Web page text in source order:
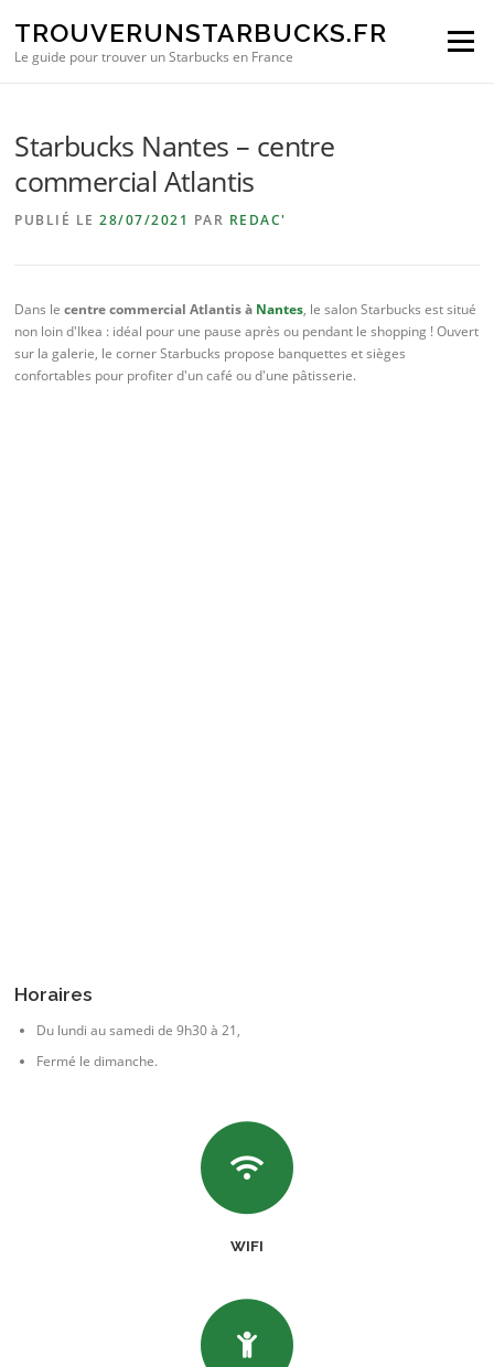
TROUVERUNSTARBUCKS.FR
Le guide pour trouver un Starbucks en France
Menu
Starbucks Nantes – centre
commercial Atlantis
PUBLIÉ LE28/07/2021 PAR REDAC'
Dans lecentre commercial Atlantis à Nantes, le salon Starbucks est situé
non loin d'Ikea : idéal pour une pause après ou pendant le shopping ! Ouvert
sur la galerie, le corner Starbucks propose banquettes et sièges
confortables pour profiter d'un café ou d'une pâtisserie.
Horaires
Du lundi au samedi de 9h30 à 21,
Fermé le dimanche.
WIFI